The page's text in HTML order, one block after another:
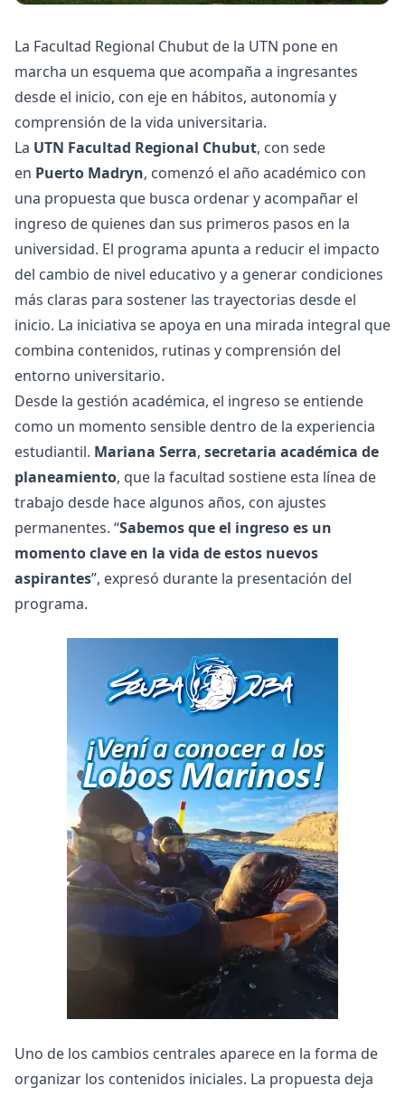
La Facultad Regional Chubut de la UTN pone en
marcha un esquema que acompaña a ingresantes
desde el inicio, con eje en hábitos, autonomía y
comprensión de la vida universitaria.
La UTN Facultad Regional Chubut, con sede
en Puerto Madryn, comenzó el año académico con
una propuesta que busca ordenar y acompañar el
ingreso de quienes dan sus primeros pasos en la
universidad. El programa apunta a reducir el impacto
del cambio de nivel educativo y a generar condiciones
más claras para sostener las trayectorias desde el
inicio. La iniciativa se apoya en una mirada integral que
combina contenidos, rutinas y comprensión del
entorno universitario.
Desde la gestión académica, el ingreso se entiende
como un momento sensible dentro de la experiencia
estudiantil. Mariana Serra, secretaria académica de
planeamiento, que la facultad sostiene esta línea de
trabajo desde hace algunos años, con ajustes
permanentes. “Sabemos que el ingreso es un
momento clave en la vida de estos nuevos
aspirantes”, expresó durante la presentación del
programa.
Uno de los cambios centrales aparece en la forma de
organizar los contenidos iniciales. La propuesta deja